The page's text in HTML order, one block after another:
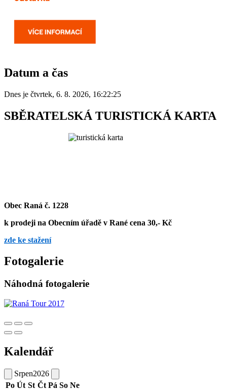
Datum a čas
Dnes je čtvrtek, 6. 8. 2026, 16:22:25
SBĚRATELSKÁ TURISTICKÁ KARTA
Obec Raná č. 1228
k prodeji na Obecním úřadě v Rané cena 30,- Kč
zde ke stažení
Fotogalerie
Náhodná fotogalerie
Kalendář
Srpen2026
Po Út St Čt Pá So Ne